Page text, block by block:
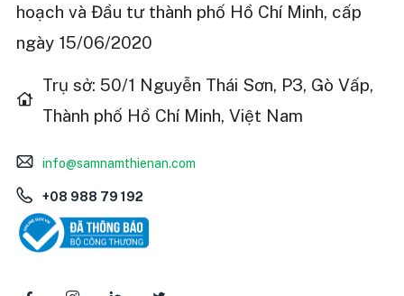
hoạch và Đầu tư thành phố Hồ Chí Minh, cấp
ngày 15/06/2020
Trụ sở: 50/1 Nguyễn Thái Sơn, P3, Gò Vấp,
Thành phố Hồ Chí Minh, Việt Nam
info@samnamthienan.com
+08 988 79 192